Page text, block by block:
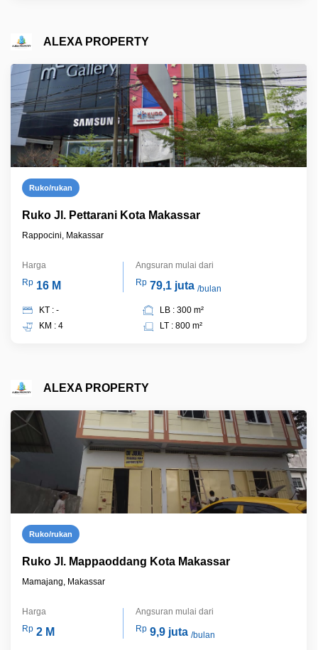
ALEXA PROPERTY
Ruko/rukan
Ruko Jl. Pettarani Kota Makassar
Rappocini, Makassar
Harga
Rp 16 M
Angsuran mulai dari
Rp 79,1 juta /bulan
KT : -
KM : 4
LB : 300 m²
LT : 800 m²
ALEXA PROPERTY
Ruko/rukan
Ruko Jl. Mappaoddang Kota Makassar
Mamajang, Makassar
Harga
Rp 2 M
Angsuran mulai dari
Rp 9,9 juta /bulan